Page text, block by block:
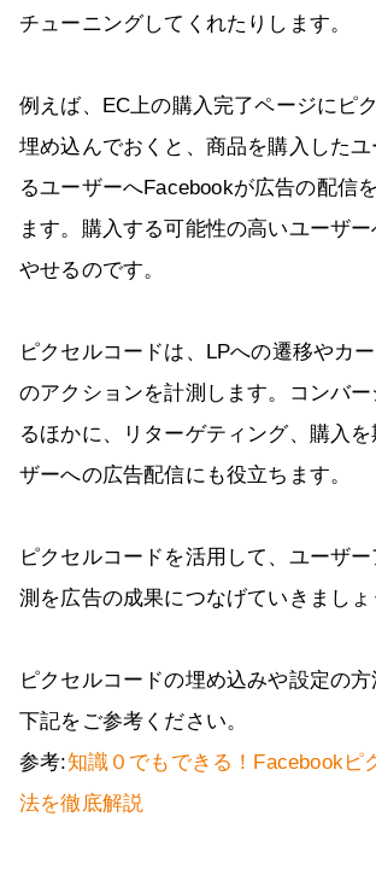
チューニングしてくれたりします。
例えば、EC上の購入完了ページにピ
埋め込んでおくと、商品を購入した
るユーザーへFacebookが広告の配信
ます。購入する可能性の高いユーザ
やせるのです。
ピクセルコードは、LPへの遷移やカ
のアクションを計測します。コンバ
るほかに、リターゲティング、購入
ザーへの広告配信にも役立ちます。
ピクセルコードを活用して、ユーザ
測を広告の成果につなげていきましょ
ピクセルコードの埋め込みや設定の方
下記をご参考ください。
参考:知識０でもできる！Facebookピ
法を徹底解説